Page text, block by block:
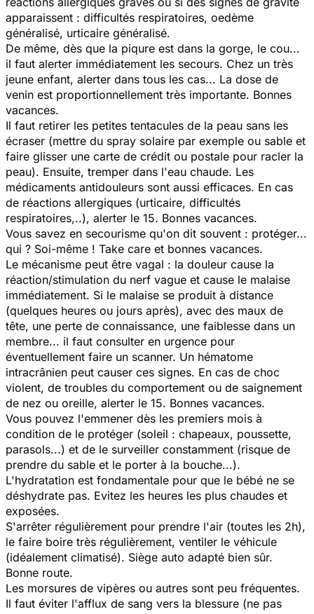
apparaissent : difficultés respiratoires, oedème
généralisé, urticaire généralisé.
De même, dès que la piqure est dans la gorge, le cou...
il faut alerter immédiatement les secours. Chez un très
jeune enfant, alerter dans tous les cas... La dose de
venin est proportionnellement très importante. Bonnes
vacances.
Il faut retirer les petites tentacules de la peau sans les
écraser (mettre du spray solaire par exemple ou sable et
faire glisser une carte de crédit ou postale pour racler la
peau). Ensuite, tremper dans l'eau chaude. Les
médicaments antidouleurs sont aussi efficaces. En cas
de réactions allergiques (urticaire, difficultés
respiratoires,..), alerter le 15. Bonnes vacances.
Vous savez en secourisme qu'on dit souvent : protéger...
qui ? Soi-même ! Take care et bonnes vacances.
Le mécanisme peut être vagal : la douleur cause la
réaction/stimulation du nerf vague et cause le malaise
immédiatement. Si le malaise se produit à distance
(quelques heures ou jours après), avec des maux de
tête, une perte de connaissance, une faiblesse dans un
membre... il faut consulter en urgence pour
éventuellement faire un scanner. Un hématome
intracrânien peut causer ces signes. En cas de choc
violent, de troubles du comportement ou de saignement
de nez ou oreille, alerter le 15. Bonnes vacances.
Vous pouvez l'emmener dès les premiers mois à
condition de le protéger (soleil : chapeaux, poussette,
parasols...) et de le surveiller constamment (risque de
prendre du sable et le porter à la bouche...).
L'hydratation est fondamentale pour que le bébé ne se
déshydrate pas. Evitez les heures les plus chaudes et
exposées.
S'arrêter régulièrement pour prendre l'air (toutes les 2h),
le faire boire très régulièrement, ventiler le véhicule
(idéalement climatisé). Siège auto adapté bien sûr.
Bonne route.
Les morsures de vipères ou autres sont peu fréquentes.
Il faut éviter l'afflux de sang vers la blessure (ne pas